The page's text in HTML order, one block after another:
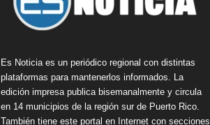
Es Noticia es un periódico regional con distintas
plataformas para mantenerlos informados. La
edición impresa publica bisemanalmente y circula
en 14 municipios de la región sur de Puerto Rico.
También tiene este portal en Internet con secciones